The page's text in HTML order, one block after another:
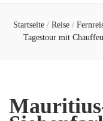
Startseite / Reise /
Tagestour mit